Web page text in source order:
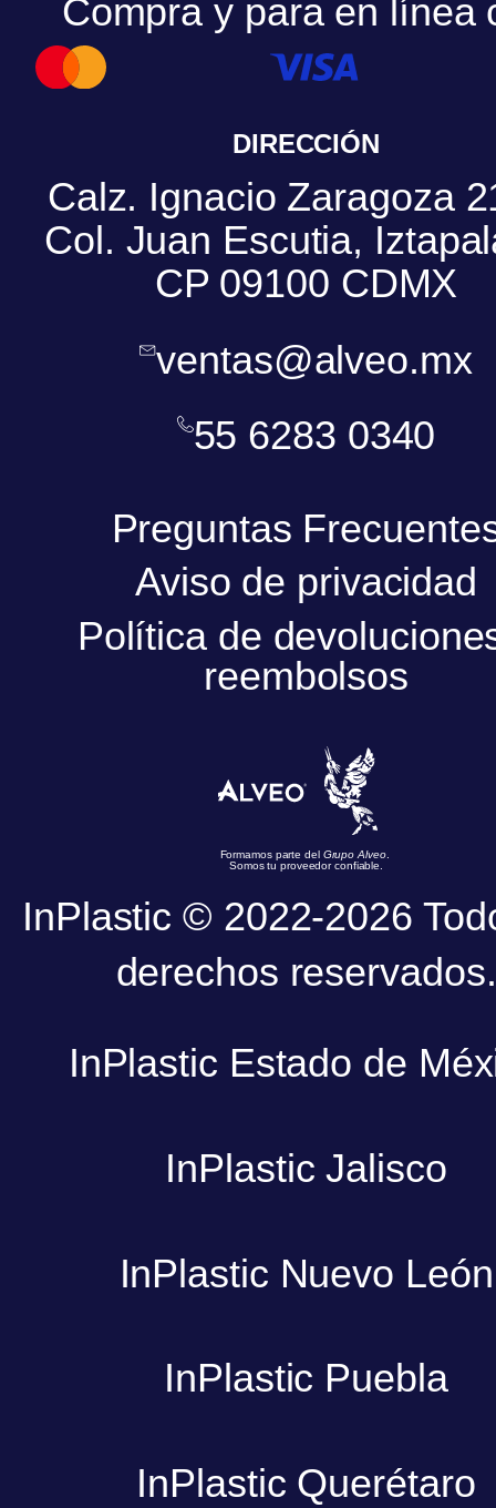
Compra y para en línea
DIRECCIÓN
Calz. Ignacio Zaragoza
Col. Juan Escutia,
CP 09100 CDMX
ventas@alveo.mx
55 6283 0340
Preguntas
Aviso de privacidad
Política de
reembolsos
Formamos parte del Grupo Alveo.
Somos tu proveedor confiable.
InPlastic © 2022-2026
derechos reservados.
InPlastic Estado de
InPlastic Jalisco
InPlastic Nuevo León
InPlastic Puebla
InPlastic Querétaro